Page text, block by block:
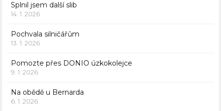
Splnil jsem další slib
14. 1. 2026
Pochvala silničářům
13. 1. 2026
Pomozte přes DONIO úzkokolejce
9. 1. 2026
Na obědě u Bernarda
6. 1. 2026